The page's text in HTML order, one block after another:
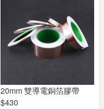
20mm 雙導電銅箔膠帶
$430